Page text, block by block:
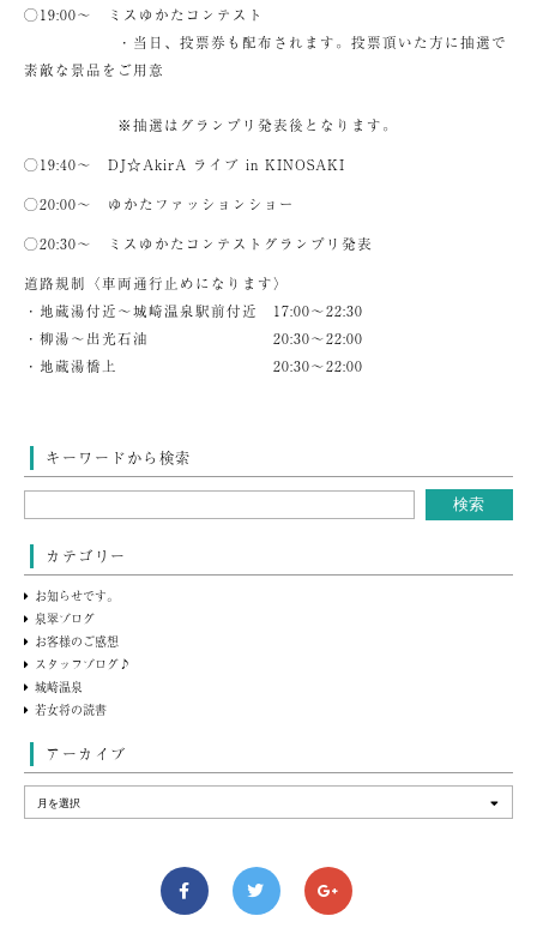
◯19:00～ ミスゆかたコンテスト
・当日、投票券も配布されます。投票頂いた方に抽選で
素敵な景品をご用意
※抽選はグランプリ発表後となります。
◯19:40～ DJ☆AkirA ライブ in KINOSAKI
◯20:00～ ゆかたファッションショー
◯20:30～ ミスゆかたコンテストグランプリ発表
道路規制〈車両通行止めになります〉
・地蔵湯付近～城崎温泉駅前付近 17:00～22:30
・柳湯～出光石油 20:30～22:00
・地蔵湯橋上 20:30～22:00
キーワードから検索
カテゴリー
お知らせです。
泉翠ブログ
お客様のご感想
スタッフブログ♪
城崎温泉
若女将の読書
アーカイブ